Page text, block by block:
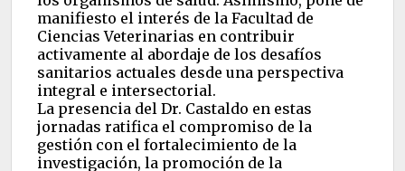
manifiesto el interés de la Facultad de
Ciencias Veterinarias en contribuir
activamente al abordaje de los desafíos
sanitarios actuales desde una perspectiva
integral e intersectorial.
La presencia del Dr. Castaldo en estas
jornadas ratifica el compromiso de la
gestión con el fortalecimiento de la
investigación, la promoción de la